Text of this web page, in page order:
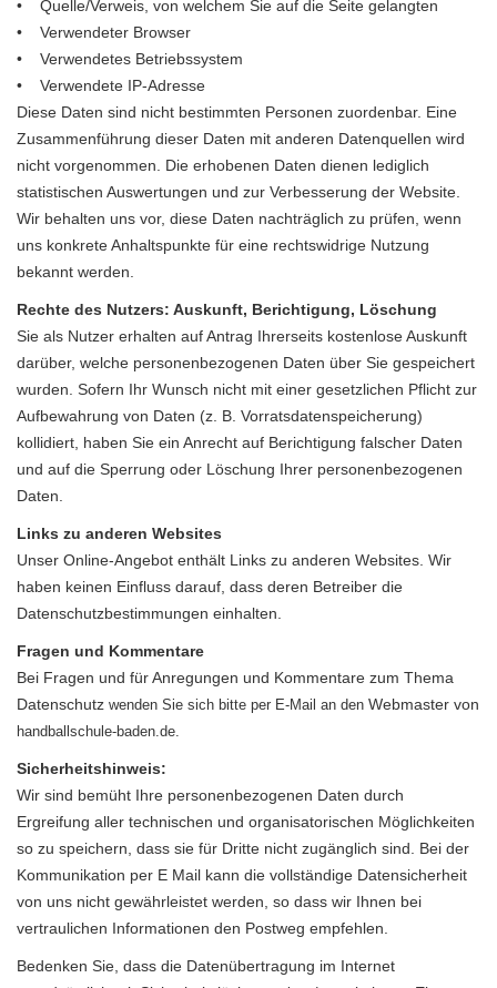
• Quelle/Verweis, von welchem Sie auf die Seite gelangten
• Verwendeter Browser
• Verwendetes Betriebssystem
• Verwendete IP-Adresse
Diese Daten sind nicht bestimmten Personen zuordenbar. Eine
Zusammenführung dieser Daten mit anderen Datenquellen wird
nicht vorgenommen. Die erhobenen Daten dienen lediglich
statistischen Auswertungen und zur Verbesserung der Website.
Wir behalten uns vor, diese Daten nachträglich zu prüfen, wenn
uns konkrete Anhaltspunkte für eine rechtswidrige Nutzung
bekannt werden.
Rechte des Nutzers: Auskunft, Berichtigung, Löschung
Sie als Nutzer erhalten auf Antrag Ihrerseits kostenlose Auskunft
darüber, welche personenbezogenen Daten über Sie gespeichert
wurden. Sofern Ihr Wunsch nicht mit einer gesetzlichen Pflicht zur
Aufbewahrung von Daten (z. B. Vorratsdatenspeicherung)
kollidiert, haben Sie ein Anrecht auf Berichtigung falscher Daten
und auf die Sperrung oder Löschung Ihrer personenbezogenen
Daten.
Links zu anderen Websites
Unser Online-Angebot enthält Links zu anderen Websites. Wir
haben keinen Einfluss darauf, dass deren Betreiber die
Datenschutzbestimmungen einhalten.
Fragen und Kommentare
Bei Fragen und für Anregungen und Kommentare zum Thema
Datenschutz wenden Sie sich bitte per E-Mail an den Webmaster von
handballschule-baden.de.
Sicherheitshinweis:
Wir sind bemüht Ihre personenbezogenen Daten durch
Ergreifung aller technischen und organisatorischen Möglichkeiten
so zu speichern, dass sie für Dritte nicht zugänglich sind. Bei der
Kommunikation per E Mail kann die vollständige Datensicherheit
von uns nicht gewährleistet werden, so dass wir Ihnen bei
vertraulichen Informationen den Postweg empfehlen.
Bedenken Sie, dass die Datenübertragung im Internet